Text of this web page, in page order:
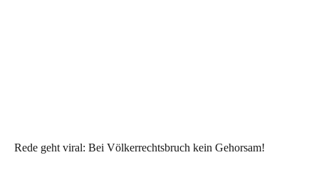
Rede geht viral: Bei Völkerrechtsbruch kein Gehorsam!